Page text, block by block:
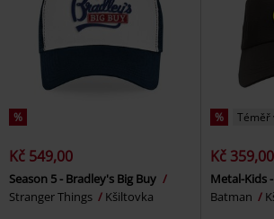
%
Kč 549,00
Season 5 - Bradley's Big Buy
Stranger Things
Kšiltovka
% Téměř
Kč 359,00
Metal-Kids
Batman